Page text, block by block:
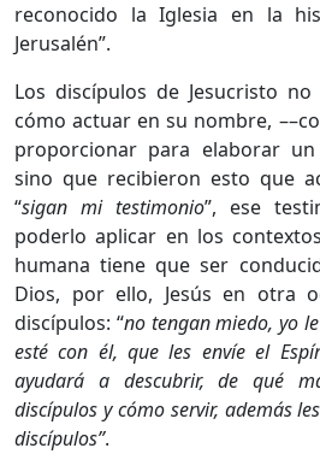
reconocido la Iglesia en la
Jerusalén”.
Los discípulos de Jesucristo
cómo actuar en su nombre,
proporcionar para elaborar
sino que recibieron esto que
“sigan mi testimonio”, ese
poderlo aplicar en los
humana tiene que ser
Dios, por ello, Jesús en otra
discípulos: “no tengan miedo, yo
esté con él, que les envíe el
ayudará a descubrir, de qué
discípulos y cómo servir, además
discípulos”.